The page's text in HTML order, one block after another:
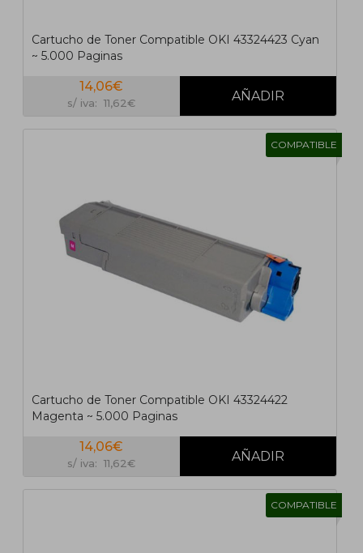
Cartucho de Toner Compatible OKI 43324423 Cyan
~ 5.000 Paginas
14,06€
s/ iva: 11,62€
COMPATIBLE
Cartucho de Toner Compatible OKI 43324422
Magenta ~ 5.000 Paginas
14,06€
s/ iva: 11,62€
COMPATIBLE